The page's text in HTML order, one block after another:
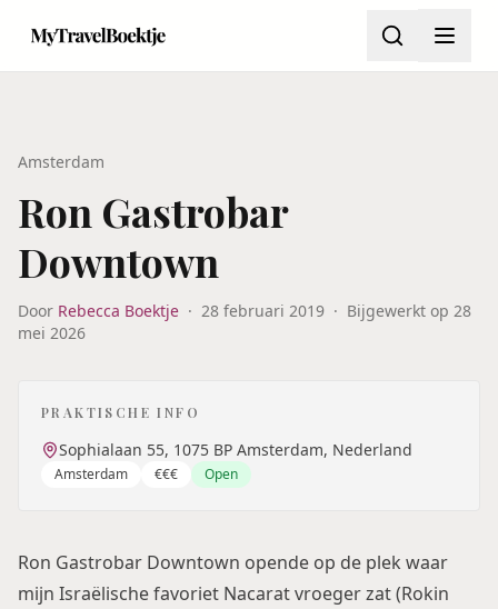
Amsterdam
Ron Gastrobar
Downtown
Door Rebecca Boektje · 28 februari 2019 · Bijgewerkt op 28
mei 2026
PRAKTISCHE INFO
Sophialaan 55, 1075 BP Amsterdam, Nederland
Amsterdam €€€ Open
Ron Gastrobar Downtown opende op de plek waar
mijn Israëlische favoriet Nacarat vroeger zat (Rokin